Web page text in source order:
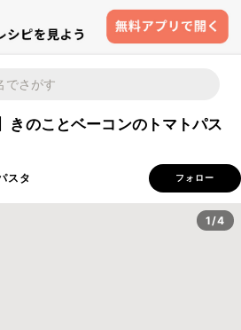
きのことベーコンのトマトパス
スタ フォロー
1/4